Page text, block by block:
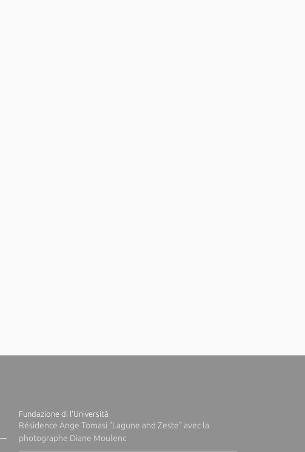
Fundazione di l'Università
Résidence Ange Tomasi "Lagune and Zeste" avec la
photographe Diane Moulenc